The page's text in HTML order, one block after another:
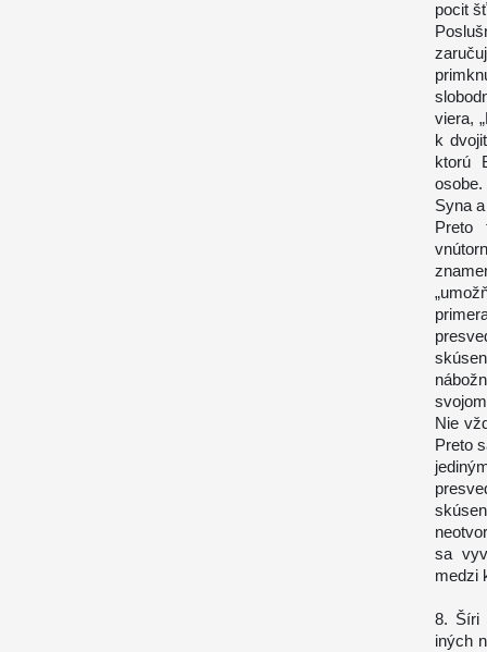
pocit
viera,
k
ktorú
Syna
Preto
Nie
Preto
sa
medzi
8. Šíri
iných